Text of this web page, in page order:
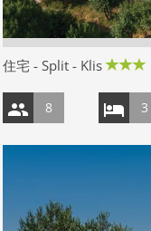
住宅 - Split - Klis
8 3